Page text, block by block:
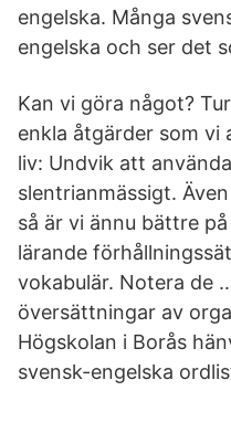
engelska. Många
engelska och ser det
Kan vi göra något?
enkla åtgärder som vi
liv: Undvik att
slentrianmässigt.
så är vi ännu bättre
lärande
vokabulär. Notera de
översättningar av
Högskolan i Borås
svensk-engelska